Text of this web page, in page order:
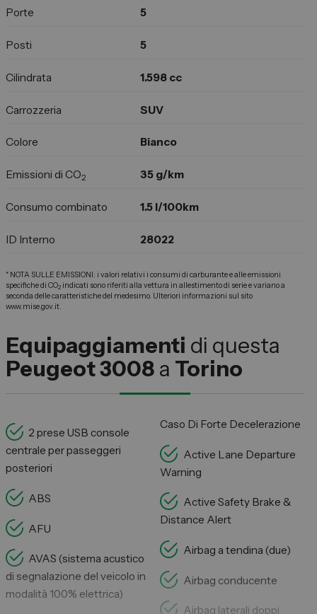
Porte 5
Posti 5
Cilindrata 1.598 cc
Carrozzeria SUV
Colore Bianco
Emissioni di CO2 35 g/km
Consumo combinato 1.5 l/100km
ID Interno 28022
* NOTA SULLE EMISSIONI: i valori relativi i consumi di carburante e alle emissioni
specifiche di CO2indicati sono riferiti alla vettura in allestimento di serie e variano a
seconda delle caratteristiche del medesimo. Ulteriori informazioni sul sito
www.mise.gov.it.
Equipaggiamenti di questa
Peugeot 3008 a Torino
2 prese USB console
centrale per passeggeri
posteriori
ABS
AFU
AVAS (sistema acustico
di segnalazione del veicolo in
modalità 100% elettrica)
Caso Di Forte Decelerazione
Active Lane Departure
Warning
Active Safety Brake &
Distance Alert
Airbag a tendina (due)
Airbag conducente
Airbag laterali doppi